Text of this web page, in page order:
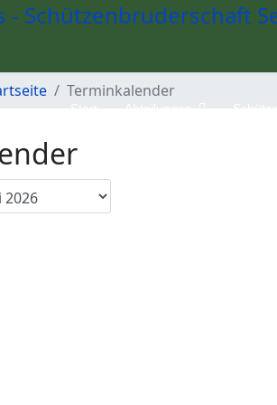
Terminkalender